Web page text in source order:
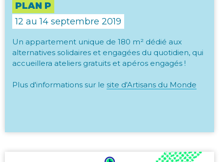
PLAN P
12 au 14 septembre 2019
Un appartement unique de 180 m² dédié aux
alternatives solidaires et engagées du quotidien, qui
accueillera ateliers gratuits et apéros engagés !
Plus d'informations sur le site d'Artisans du Monde